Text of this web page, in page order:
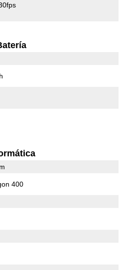
400